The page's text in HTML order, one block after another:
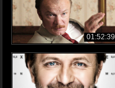
01:52:39